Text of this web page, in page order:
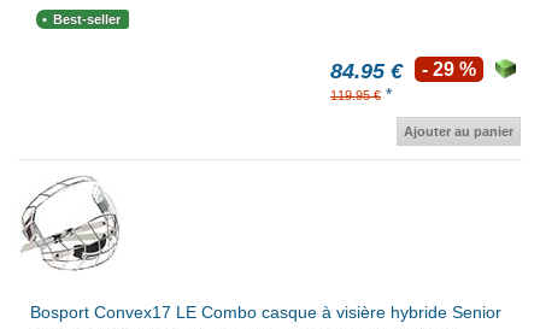
Best-seller
84.95 €
119.95 € *
- 29 %
Ajouter au panier
Bosport Convex17 LE Combo casque à visière hybride Senior